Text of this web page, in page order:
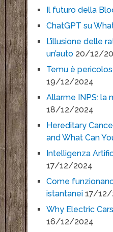
Il futuro della
ChatGPT su
L’illusione delle
un’auto 20/12/
Temu è
19/12/2024
Allarme INPS: la
18/12/2024
Hereditary
and What Can
Intelligenza
17/12/2024
Come
istantanei 17/12/
Why Electric
16/12/2024